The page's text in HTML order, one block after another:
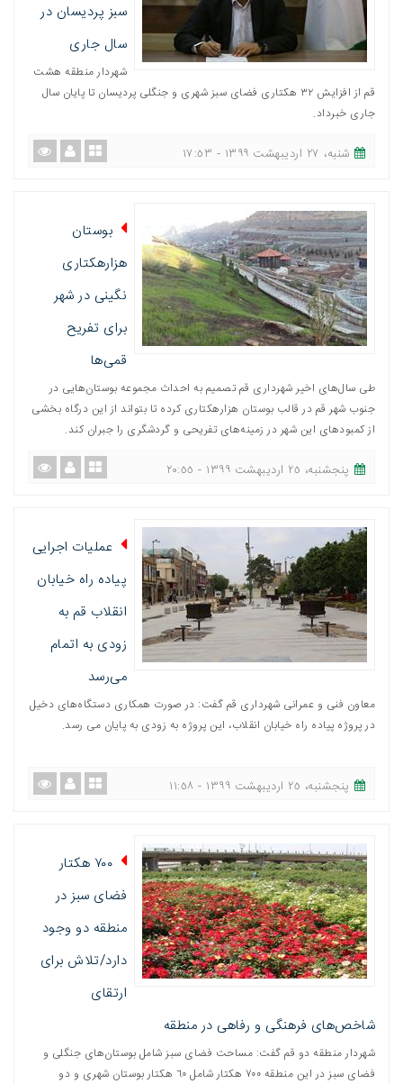
سبز پردیسان در
سال جاری
شهردار منطقه هشت
قم از افزایش ٣٢ هکتاری فضای سبز شهری و جنگلی پردیسان تا پایان سال
جاری خبرداد.
شنبه، ٢٧ اردیبهشت ١٣٩٩ - ١٧:٥٣
بوستان
هزارهکتاری
نگینی در شهر
برای تفریح
قمی‌ها
طی سال‌های اخیر شهرداری قم تصمیم به احداث مجموعه بوستان‌هایی در
جنوب شهر قم در قالب بوستان هزارهکتاری کرده تا بتواند از این درگاه بخشی
از کمبودهای این شهر در زمینه‌های تفریحی و گردشگری را جبران کند.
پنجشنبه، ٢٥ اردیبهشت ١٣٩٩ - ٢٠:٥٥
عملیات اجرایی
پیاده راه خیابان
انقلاب قم به
زودی به اتمام
می‌رسد
معاون فنی و عمرانی شهرداری قم گفت: در صورت همکاری دستگاه‌های دخیل
در پروژه پیاده راه خیابان انقلاب، این پروژه به زودی به پایان می رسد.
پنجشنبه، ٢٥ اردیبهشت ١٣٩٩ - ١١:٥٨
۷۰۰ هکتار
فضای سبز در
منطقه دو وجود
دارد/تلاش برای
ارتقای
شاخص‌های فرهنگی و رفاهی در منطقه
شهردار منطقه دو قم گفت: مساحت فضای سبز شامل بوستان‌های جنگلی و
فضای سبز در این منطقه ٧٠٠ هکتار شامل ٦٠ هکتار بوستان شهری و دو